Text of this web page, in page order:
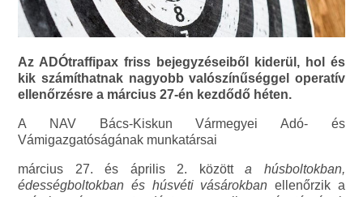
Az ADÓtraffipax friss bejegyzéseiből kiderül, hol és
kik számíthatnak nagyobb valószínűséggel operatív
ellenőrzésre a március 27-én kezdődő héten.
A NAV Bács-Kiskun Vármegyei Adó- és
Vámigazgatóságának munkatársai
március 27. és április 2. közötta húsboltokban,
édességboltokban és húsvéti vásárokban ellenőrzik a